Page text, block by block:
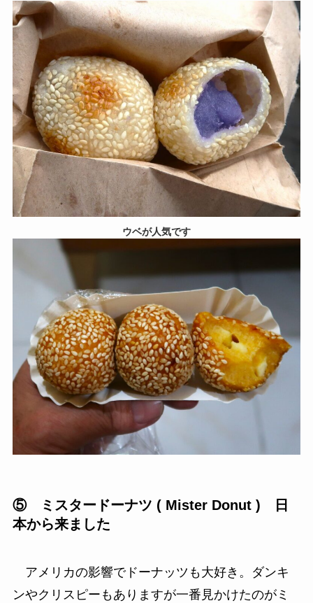
ウベが人気です
⑤ ミスタードーナツ ( Mister Donut ) 日
本から来ました
アメリカの影響でドーナッツも大好き。ダンキ
ンやクリスピーもありますが一番見かけたのがミ